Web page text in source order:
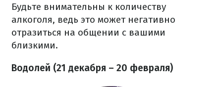
Будьте внимательны к количеству
алкоголя, ведь это может негативно
отразиться на общении с вашими
близкими.
Водолей (21 декабря – 20 февраля)